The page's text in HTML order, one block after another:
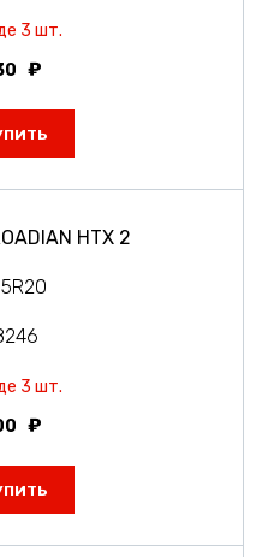
3 шт.
HTX 2
3 шт.